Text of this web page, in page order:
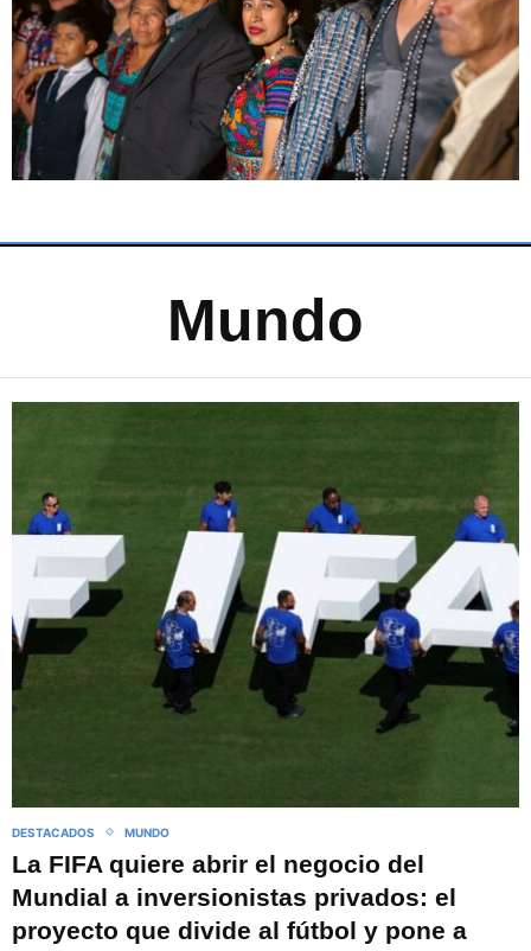
Mundo
DESTACADOS MUNDO
La FIFA quiere abrir el negocio del
Mundial a inversionistas privados: el
proyecto que divide al fútbol y pone a